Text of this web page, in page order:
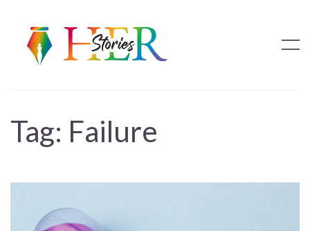
Tag: Failure